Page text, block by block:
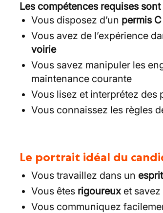
Les compétences requises sont
Vous disposez d’un permis
Vous avez de l’expérience
voirie
Vous savez manipuler les
maintenance courante
Vous lisez et interprétez des
Vous connaissez les règles
Le portrait idéal du
Vous travaillez dans un
Vous êtes rigoureux et
Vous communiquez